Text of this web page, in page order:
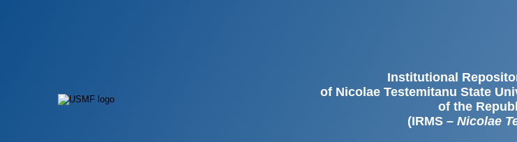
Institutional
of Nicolae Testemitanu State
of the
(IRMS – Nicolae